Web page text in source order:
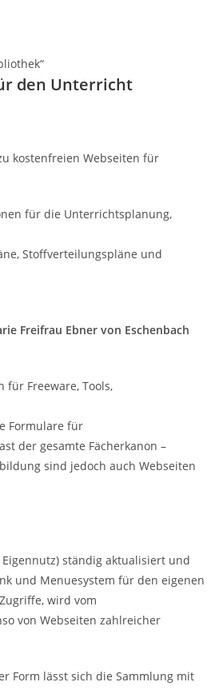
den Unterricht
kostenfreien Webseiten für
für die Unterrichtsplanung,
Stoffverteilungspläne und
Freifrau Ebner von Eschenbach
für Freeware, Tools,
Formulare für
der gesamte Fächerkanon –
sind jedoch auch Webseiten
ständig aktualisiert und
und Menuesystem für den eigenen
wird vom
von Webseiten zahlreicher
Form lässt sich die Sammlung mit